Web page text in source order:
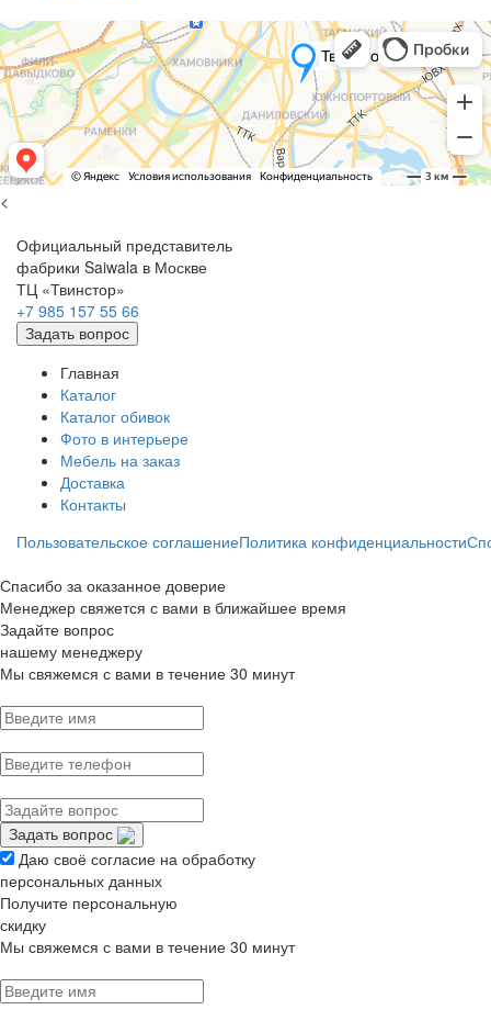
<
Официальный представитель
фабрики Saiwala в Москве
ТЦ «Твинстор»
+7 985 157 55 66
Задать вопрос
Главная
Каталог
Каталог обивок
Фото в интерьере
Мебель на заказ
Доставка
Контакты
Пользовательское соглашениеПолитика конфиденциальности
Спасибо за оказанное доверие
Менеджер свяжется с вами в ближайшее время
Задайте вопрос
нашему менеджеру
Мы свяжемся с вами в течение 30 минут
Задать вопрос
Даю своё согласие на обработку
персональных данных
Получите персональную
скидку
Мы свяжемся с вами в течение 30 минут